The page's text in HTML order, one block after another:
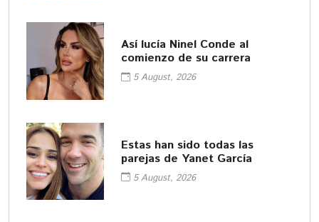
Así lucía Ninel Conde al
comienzo de su carrera
5 August, 2026
Estas han sido todas las
parejas de Yanet García
5 August, 2026